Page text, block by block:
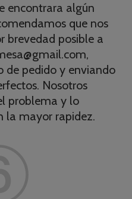
encontrara algún
que nos
brevedad posible a
de pedido y enviando
Nosotros
problema y lo
la mayor rapidez.